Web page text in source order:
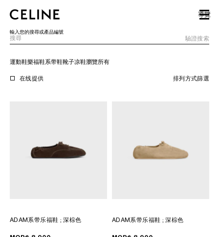
SKIP TO FOOTER CONTENT
跳至主導覽
導覽
輸入您的搜尋或產品編號
驗證搜索
運動鞋樂福鞋系带鞋靴子凉鞋瀏覽所有
在线提供 排列方式篩選
ADAM系带乐福鞋 ; 深棕色 ADAM系带乐福鞋 ; 深棕色
歐洲
中國大陸
澳門特別行政區
菲律賓
南韓